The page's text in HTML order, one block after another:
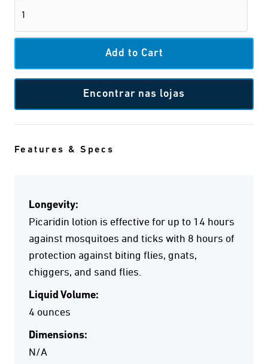
Encontrar nas lojas
Features & Specs
Longevity:
Picaridin lotion is effective for up to 14 hours
against mosquitoes and ticks with 8 hours of
protection against biting flies, gnats,
chiggers, and sand flies.
Liquid Volume:
4 ounces
Dimensions:
N/A